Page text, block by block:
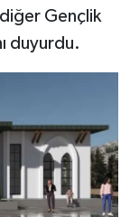
Gençlik
duyurdu.